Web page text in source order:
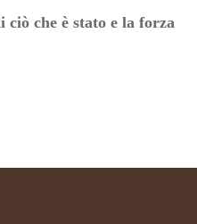
che è stato e la forza